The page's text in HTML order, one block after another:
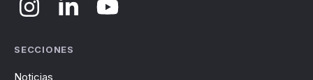
SECCIONES
Noticias